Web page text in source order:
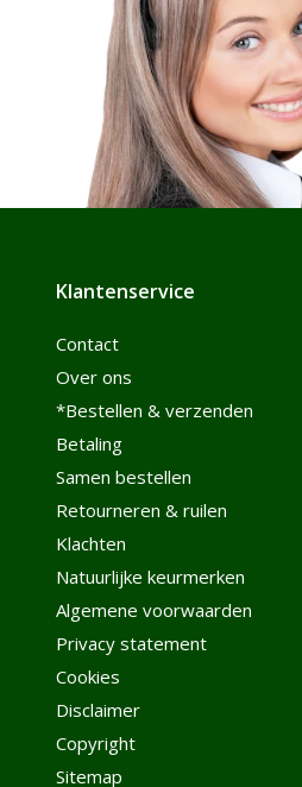
Klantenservice
Contact
Over ons
*Bestellen & verzenden
Betaling
Samen bestellen
Retourneren & ruilen
Klachten
Natuurlijke keurmerken
Algemene voorwaarden
Privacy statement
Cookies
Disclaimer
Copyright
Sitemap